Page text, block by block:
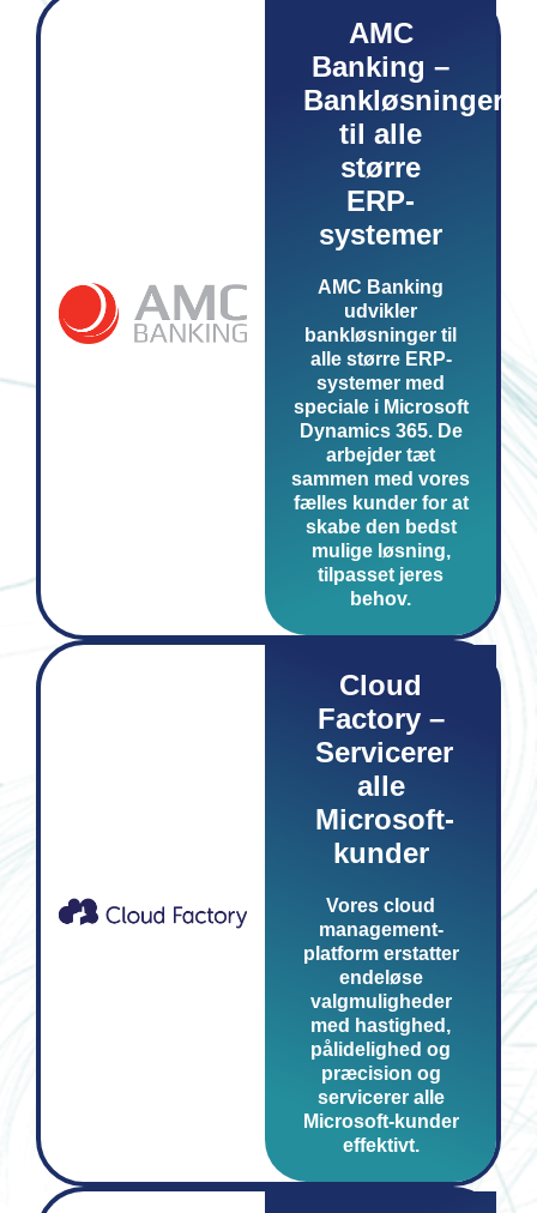
AMC
Banking –
Bankløsninger
til alle
større
ERP-
systemer
AMC Banking
udvikler
bankløsninger til
alle større ERP-
systemer med
speciale i Microsoft
Dynamics 365. De
arbejder tæt
sammen med vores
fælles kunder for at
skabe den bedst
mulige løsning,
tilpasset jeres
behov.
Cloud
Factory –
Servicerer
alle
Microsoft-
kunder
Vores cloud
management-
platform erstatter
endeløse
valgmuligheder
med hastighed,
pålidelighed og
præcision og
servicerer alle
Microsoft-kunder
effektivt.